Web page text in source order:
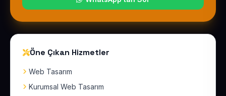
Öne Çıkan Hizmetler
Web Tasarım
Kurumsal Web Tasarım